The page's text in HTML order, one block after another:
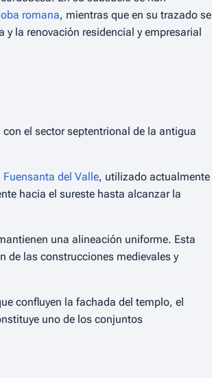
romana, mientras que en su trazado se
la renovación residencial y empresarial
con el sector septentrional de la antigua
Fuensanta del Valle, utilizado actualmente
hacia el sureste hasta alcanzar la
una alineación uniforme. Esta
de las construcciones medievales y
confluyen la fachada del templo, el
uno de los conjuntos